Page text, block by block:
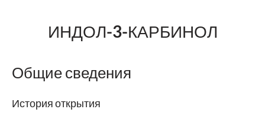
ИНДОЛ-3-КАРБИНОЛ
Общие сведения
История открытия